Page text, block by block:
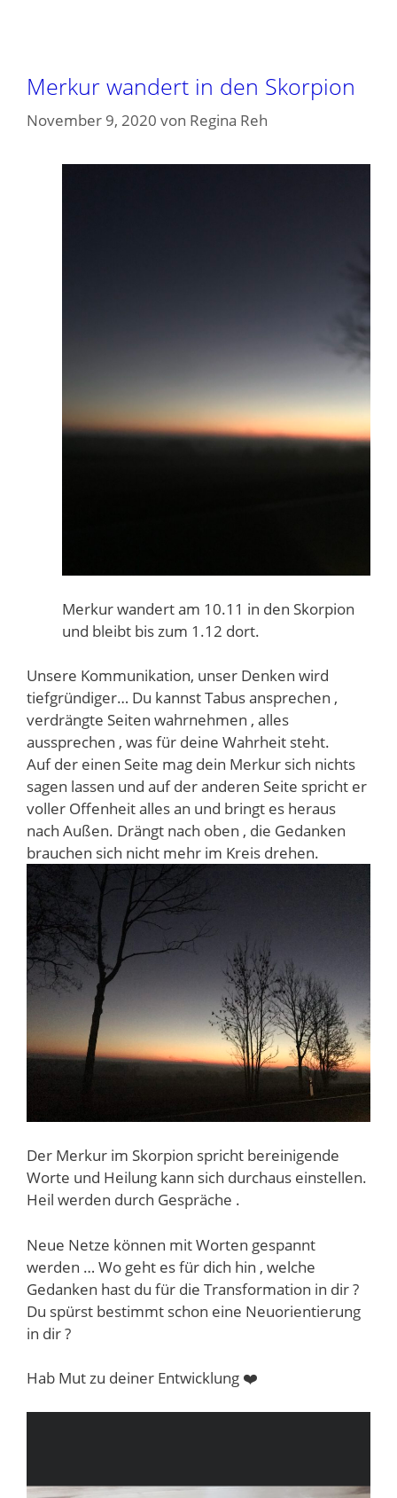
Merkur wandert in den Skorpion
November 9, 2020 von Regina Reh
Merkurwandert am 10.11 in den Skorpion
und bleibt bis zum 1.12 dort.
Unsere Kommunikation, unser Denken wird
tiefgründiger… Du kannst Tabus ansprechen ,
verdrängte Seiten wahrnehmen , alles
aussprechen , was für deine Wahrheit steht.
Auf der einen Seite mag dein Merkur sich nichts
sagen lassen und auf der anderen Seite spricht er
voller Offenheit alles an und bringt es heraus
nach Außen. Drängt nach oben , die Gedanken
brauchen sich nicht mehr im Kreis drehen.
Der Merkur im Skorpion spricht bereinigende
Worte und Heilung kann sich durchaus einstellen.
Heil werden durch Gespräche .
Neue Netze können mit Worten gespannt
werden … Wo geht es für dich hin , welche
Gedanken hast du für die Transformation in dir ?
Du spürst bestimmt schon eine Neuorientierung
in dir ?
Hab Mut zu deiner Entwicklung ❤️